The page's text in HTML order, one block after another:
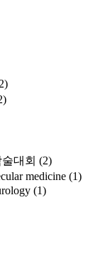
대회 (2)
medicine (1)
(1)